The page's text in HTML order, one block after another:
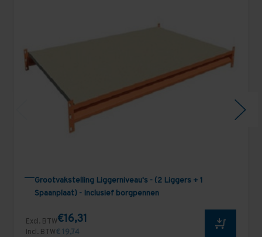
Grootvakstelling Liggerniveau's - (2 Liggers + 1
Spaanplaat) - Inclusief borgpennen
Excl. BTW€16,31
Incl. BTW€ 19,74